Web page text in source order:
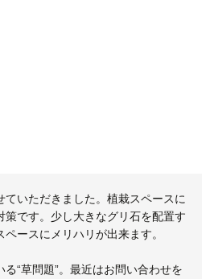
ていただきました。植栽スペースに
策です。少し大きなグリ石を配置す
ースにメリハリが出来ます。
“草問題”。最近はお問い合わせを